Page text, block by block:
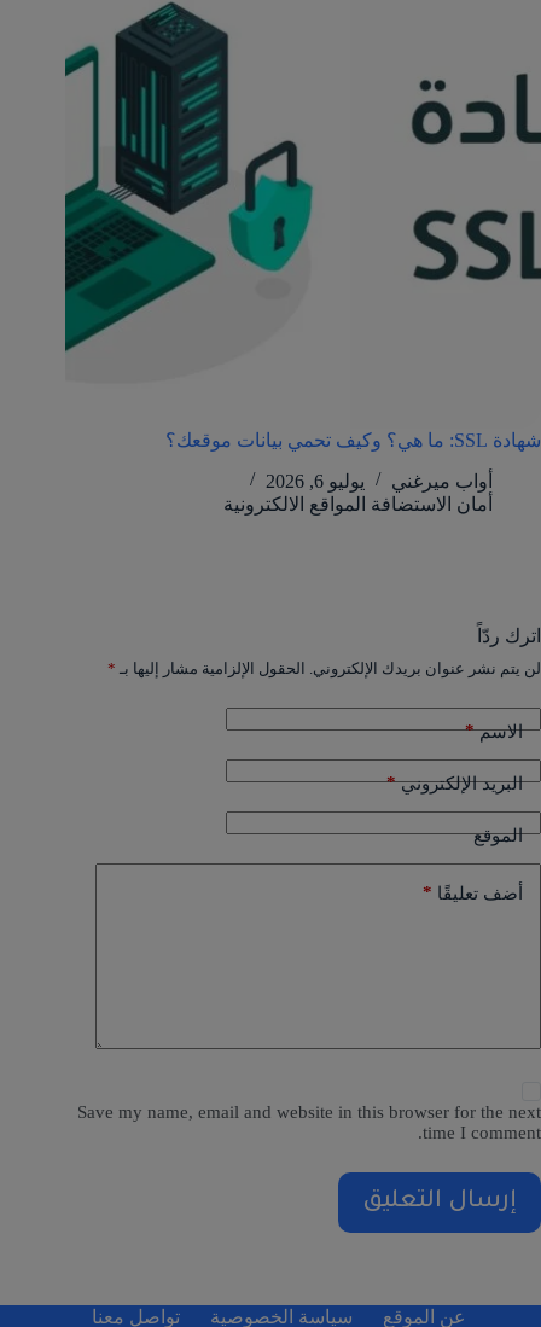
شهادة SSL: ما هي؟ وكيف تحمي بيانات موقعك؟
أواب ميرغني
يوليو 6, 2026
أمان الاستضافة المواقع الالكترونية
اترك ردّاً
لن يتم نشر عنوان بريدك الإلكتروني. الحقول الإلزامية مشار إليها بـ *
الاسم*
البريد الإلكتروني*
الموقع
أضف تعليقًا *
Save my name, email and website in this browser for the next
time I comment.
إرسال التعليق
عن الموقع سياسة الخصوصية تواصل معنا